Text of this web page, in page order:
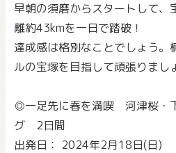
早朝の須磨からスタートして、
離約43kmを一日で踏破！
達成感は格別なことでしょう。
ルの宝塚を目指して頑張りまし
◎一足先に春を満喫 河津桜・
グ 2日間
出発日： 2024年2月18日(日)